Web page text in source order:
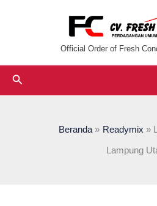
Official Order of Fresh
Cari
Beranda Readymix
Lampung